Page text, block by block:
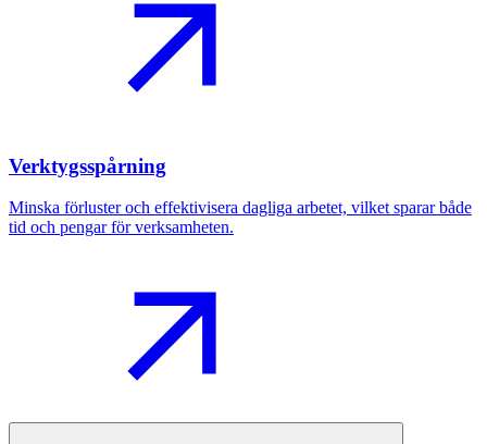
Verktygsspårning
Minska förluster och effektivisera dagliga arbetet, vilket sparar både
tid och pengar för verksamheten.